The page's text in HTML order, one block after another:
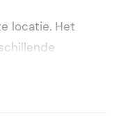
locatie. Het
bent u